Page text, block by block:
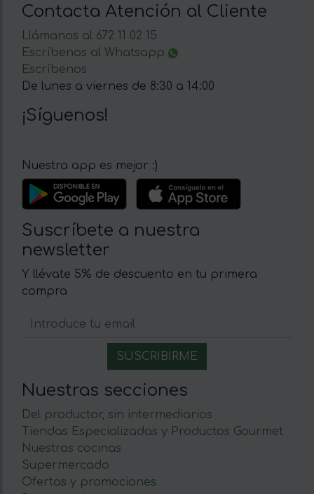
Contacta Atención al Cliente
Llámanos al 672 11 02 15
Escríbenos al Whatsapp
Escríbenos
De lunes a viernes de 8:30 a 14:00
¡Síguenos!
Nuestra app es mejor :)
Suscríbete a nuestra
newsletter
Y llévate 5% de descuento en tu primera
compra
Nuestras secciones
Del productor, sin intermediarios
Tiendas Especializadas y Productos Gourmet
Nuestras cocinas
Supermercado
Ofertas y promociones